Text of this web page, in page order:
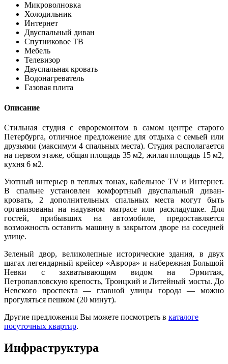
Микроволновка
Холодильник
Интернет
Двуспальный диван
Спутниковое ТВ
Мебель
Телевизор
Двуспальная кровать
Водонагреватель
Газовая плита
Описание
Стильная студия с евроремонтом в самом центре старого
Петербурга, отличное предложение для отдыха с семьей или
друзьями (максимум 4 спальных места). Студия располагается
на первом этаже, общая площадь 35 м2, жилая площадь 15 м2,
кухня 6 м2.
Уютный интерьер в теплых тонах, кабельное TV и Интернет.
В спальне установлен комфортный двуспальный диван-
кровать, 2 дополнительных спальных места могут быть
организованы на надувном матрасе или раскладушке. Для
гостей, прибывших на автомобиле, предоставляется
возможность оставить машину в закрытом дворе на соседней
улице.
Зеленый двор, великолепные исторические здания, в двух
шагах легендарный крейсер «Аврора» и набережная Большой
Невки с захватывающим видом на Эрмитаж,
Петропавловскую крепость, Троицкий и Литейный мосты. До
Невского проспекта — главной улицы города — можно
прогуляться пешком (20 минут).
Другие предложения Вы можете посмотреть в каталоге
посуточных квартир.
Инфраструктура